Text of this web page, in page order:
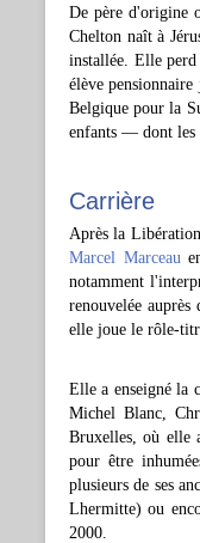
De père d'origine
Chelton naît à
installée. Elle
élève
Belgique pour la
enfants — dont les
Carrière
Après la
Marcel Marceau
notamment
renouvelée
elle joue le rôle-
Elle a enseigné la
Michel Blanc,
Bruxelles, où elle
pour être
plusieurs de ses
Lhermitte) ou
2000.